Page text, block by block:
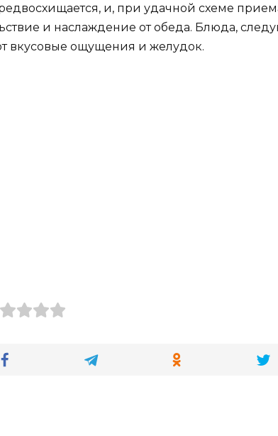
и, при удачной схеме
и наслаждение от обеда. Блюда,
вкусовые ощущения и желудок.